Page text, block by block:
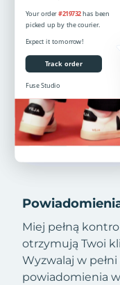
Miej pełną
otrzymują Twoi
Wyzwalaj w
powiadomienia